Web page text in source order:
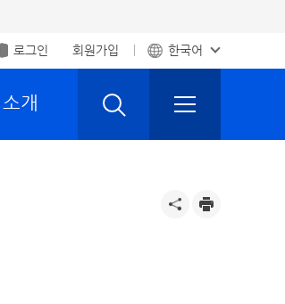
로그인 회원가입 한국어
소개